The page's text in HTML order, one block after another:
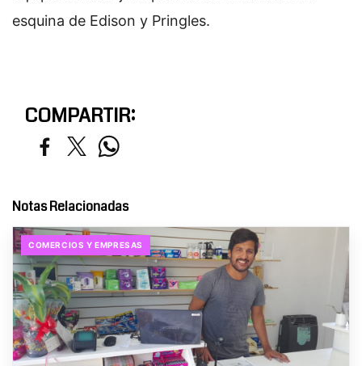
esquina de Edison y Pringles.
COMPARTIR:
Notas Relacionadas
COMERCIOS Y EMPRESAS